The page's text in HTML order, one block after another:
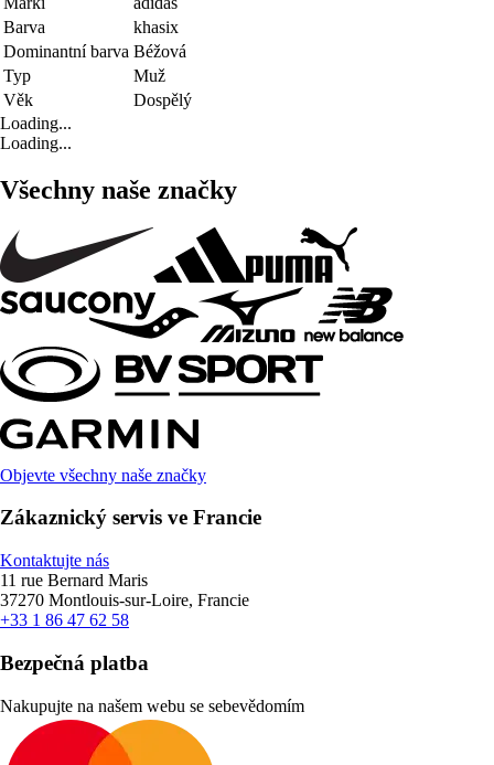
Barva
khasix
Dominantní barva Béžová
Typ
Muž
Věk
Dospělý
Loading...
Loading...
Všechny naše značky
Objevte všechny naše značky
Zákaznický servis ve Francie
Kontaktujte nás
11 rue Bernard Maris
37270 Montlouis-sur-Loire, Francie
+33 1 86 47 62 58
Bezpečná platba
Nakupujte na našem webu se sebevědomím